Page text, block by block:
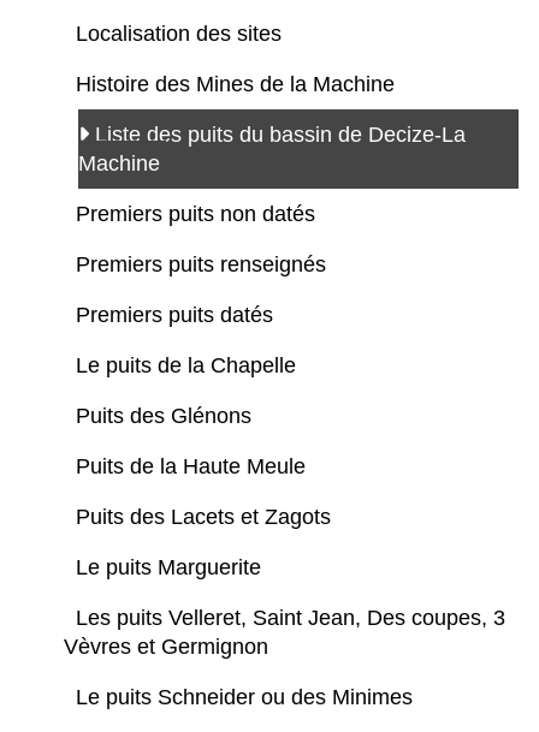
Localisation des sites
Histoire des Mines de la Machine
Liste des puits du bassin de Decize-La
Machine
Premiers puits non datés
Premiers puits renseignés
Premiers puits datés
Le puits de la Chapelle
Puits des Glénons
Puits de la Haute Meule
Puits des Lacets et Zagots
Le puits Marguerite
Les puits Velleret, Saint Jean, Des coupes, 3
Vèvres et Germignon
Le puits Schneider ou des Minimes